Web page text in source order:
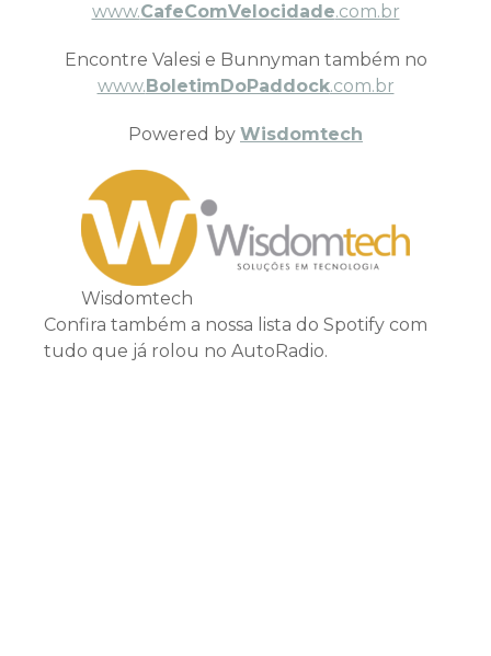
www.CafeComVelocidade.com.br
Encontre Valesi e Bunnyman também no
www.BoletimDoPaddock.com.br
Powered by Wisdomtech
Wisdomtech
Confira também a nossa lista do Spotify com
tudo que já rolou no AutoRadio.